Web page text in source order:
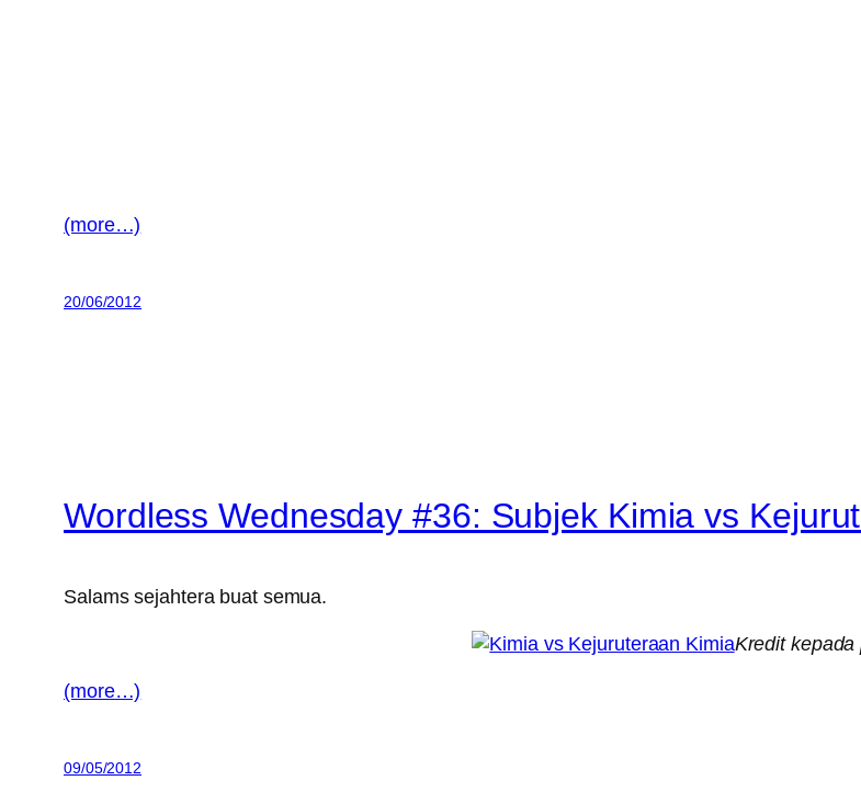
(more…)
20/06/2012
Wordless Wednesday #36: Subjek Kimia vs
Salams sejahtera buat semua.
Kredit
(more…)
09/05/2012